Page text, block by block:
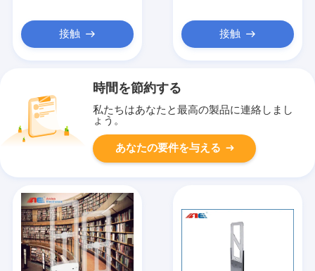
接触 接触
時間を節約する
私たちはあなたと最高の製品に連絡しまし
ょう。
あなたの要件を与える